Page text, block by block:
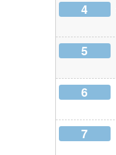
4
5
6
7